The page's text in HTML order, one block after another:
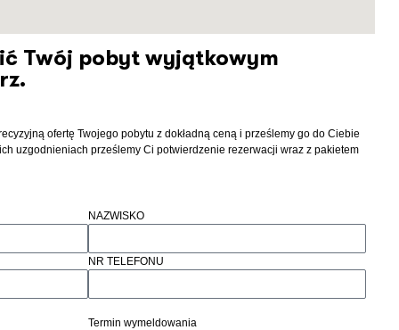
Twój pobyt wyjątkowym
ofertę Twojego pobytu z dokładną ceną i prześlemy go do Ciebie
uzgodnieniach prześlemy Ci potwierdzenie rezerwacji wraz z pakietem
NAZWISKO
NR TELEFONU
Termin wymeldowania